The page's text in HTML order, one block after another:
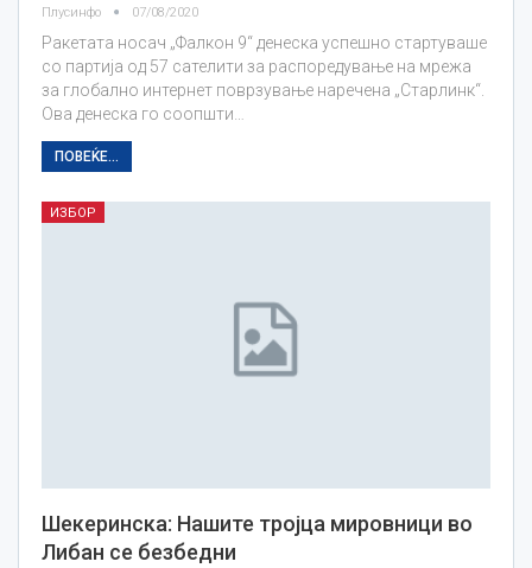
Плусинфо 07/08/2020
Ракетата носач „Фалкон 9“ денеска успешно стартуваше
со партија од 57 сателити за распоредување на мрежа
за глобално интернет поврзување наречена „Старлинк“.
Ова денеска го соопшти…
ПОВЕЌЕ...
ИЗБОР
Шекеринска: Нашите тројца мировници во
Либан се безбедни